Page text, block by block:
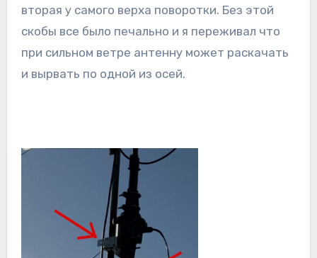
вторая у самого верха поворотки. Без этой
скобы все было печально и я переживал что
при сильном ветре антенну может раскачать
и вырвать по одной из осей.